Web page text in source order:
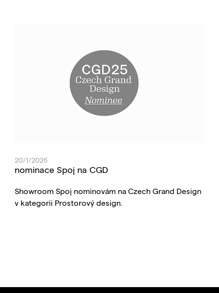
20/1/2026
nominace Spoj na CGD
Showroom Spoj nominovám na Czech Grand Design
v kategorii Prostorový design.